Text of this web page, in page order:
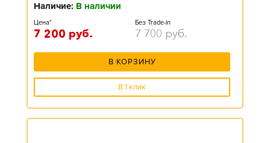
Наличие: В наличии
Цена*
7 200 руб.
Без Trade-in
7 700 руб.
В КОРЗИНУ
В 1 клик